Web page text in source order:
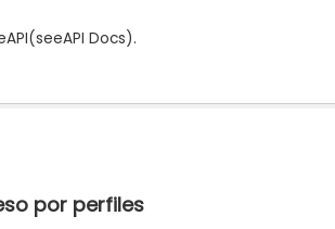
API(seeAPI Docs).
por perfiles